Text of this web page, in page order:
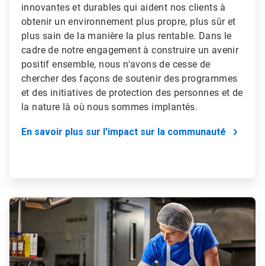
innovantes et durables qui aident nos clients à
obtenir un environnement plus propre, plus sûr et
plus sain de la manière la plus rentable. Dans le
cadre de notre engagement à construire un avenir
positif ensemble, nous n'avons de cesse de
chercher des façons de soutenir des programmes
et des initiatives de protection des personnes et de
la nature là où nous sommes implantés.
En savoir plus sur l'impact sur la communauté
ArticleTile
4
de
4